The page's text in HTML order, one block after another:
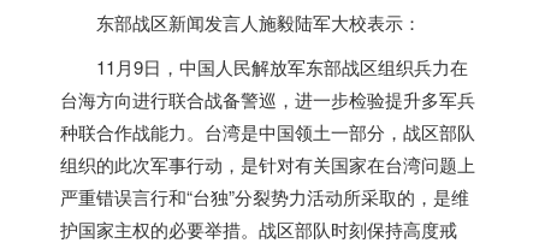
东部战区新闻发言人施毅陆军大校表示：
11月9日，中国人民解放军东部战区组织兵力在
台海方向进行联合战备警巡 ，进一步检验提升多军兵
种联合作战能力。台湾是中国领土一部分，战区部队
组织的此次军事行动，是针对有关国家在台湾问题上
严重错误言行和“台独”分裂势力活动所采取的，是维
护国家主权的必要举措。战区部队时刻保持高度戒